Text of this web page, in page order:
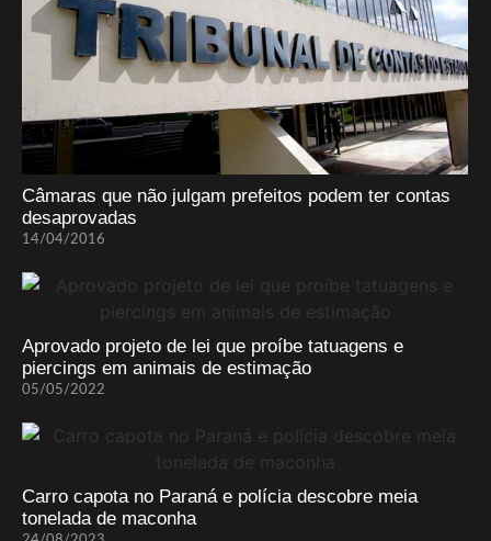
Câmaras que não julgam prefeitos podem ter contas
desaprovadas
14/04/2016
Aprovado projeto de lei que proíbe tatuagens e
piercings em animais de estimação
05/05/2022
Carro capota no Paraná e polícia descobre meia
tonelada de maconha